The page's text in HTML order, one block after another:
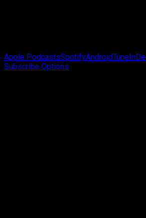
Apple PodcastsSpotifyAndroidTuneIn
Subscribe Options